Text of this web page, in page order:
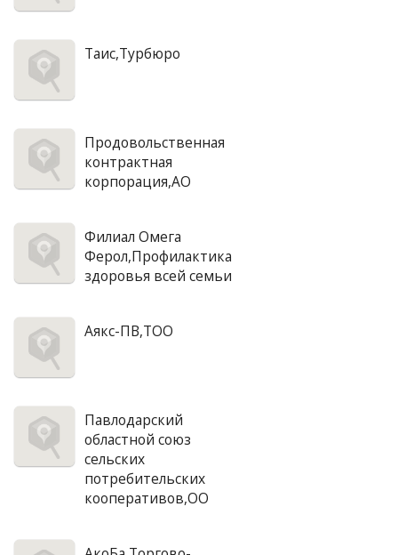
Таис,Турбюро
Продовольственная
контрактная
корпорация,АО
Филиал Омега
Ферол,Профилактика
здоровья всей семьи
Аякс-ПВ,ТОО
Павлодарский
областной союз
сельских
потребительских
кооперативов,ОО